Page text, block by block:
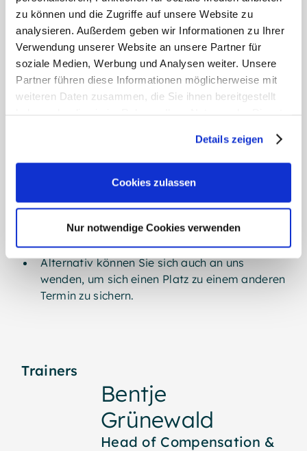
zu können und die Zugriffe auf unsere Website zu
analysieren. Außerdem geben wir Informationen zu Ihrer
Verwendung unserer Website an unsere Partner für
soziale Medien, Werbung und Analysen weiter. Unsere
Partner führen diese Informationen möglicherweise mit
weiteren Daten zusammen, die Sie ihnen bereitgestellt
Weitere Informationen:Impressum,Datenschutz
Details zeigen
Cookies zulassen
Nur notwendige Cookies verwenden
Stunden) für Modul 1 oder 2
Zahlungsbedingungen:
Die Zahlung ist vor Beginn der Schulung fällig.
Stornierung:
uns dies bitte so früh wie möglich mit.
vollständige Rückerstattung.
Bei einer Stornierung innerhalb von 48
Stunden vor Beginn der Schulung erstatten
wir Ihnen 50 % der Teilnahmegebühr.
Alternativ können Sie sich auch an uns
wenden, um sich einen Platz zu einem anderen
Termin zu sichern.
Trainers
Bentje
Grünewald
Head of Compensation &